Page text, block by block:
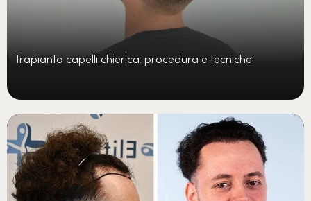
Trapianto capelli chierica: procedura e tecniche